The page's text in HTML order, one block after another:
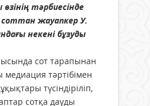
тәрбиесінде
соттан жауапкер У.
некені бұзуды
сот тарапынан
медиация тәртібімен
түсіндіріліп,
сотқа дауды